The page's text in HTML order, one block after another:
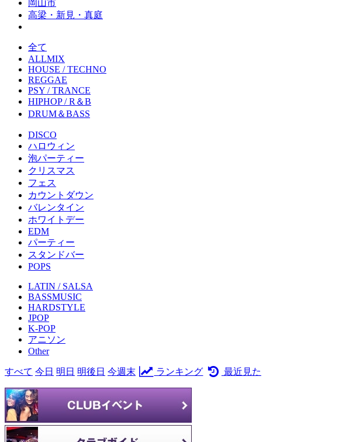
岡山市
高梁・新見・真庭
全て
ALLMIX
HOUSE / TECHNO
REGGAE
PSY / TRANCE
HIPHOP / R＆B
DRUM＆BASS
DISCO
ハロウィン
泡パーティー
クリスマス
フェス
カウントダウン
バレンタイン
ホワイトデー
EDM
パーティー
スタンドバー
POPS
LATIN / SALSA
BASSMUSIC
HARDSTYLE
JPOP
K-POP
アニソン
Other
すべて 今日 明日 明後日 今週末 ランキング 最近見た